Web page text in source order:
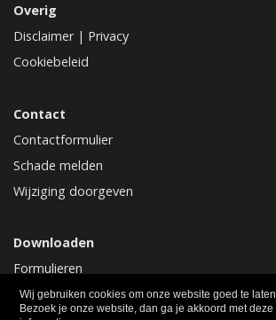
Wij gebruiken cookies om onze website goed te
Bezoek je onze website, dan ga je akkoord met
Overig
Disclaimer| Privacy
Cookiebeleid
Contact
Contactformulier
Schade melden
Wijziging doorgeven
Downloaden
Formulieren
Polisvoorwaarden